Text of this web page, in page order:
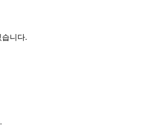
니다.